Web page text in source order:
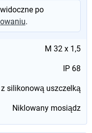
M 32 x 1,5
IP 68
z silikonową uszczelką
Niklowany mosiądz
po
.